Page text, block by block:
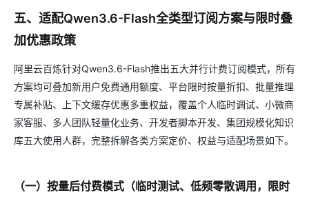
五、适配Qwen3.6-Flash全类型订阅方案与限时叠
加优惠政策
阿里云百炼针对Qwen3.6-Flash推出五大并行计费订阅模式，所有
方案均可叠加新用户免费通用额度、平台限时按量折扣、批量推理
专属补贴、上下文缓存优惠多重权益，覆盖个人临时调试、小微商
家客服、多人团队轻量化业务、开发者脚本开发、集团规模化知识
库五大使用人群，完整拆解各类方案定价、权益与适配场景如下。
（一）按量后付费模式（临时测试、低频零散调用，限时